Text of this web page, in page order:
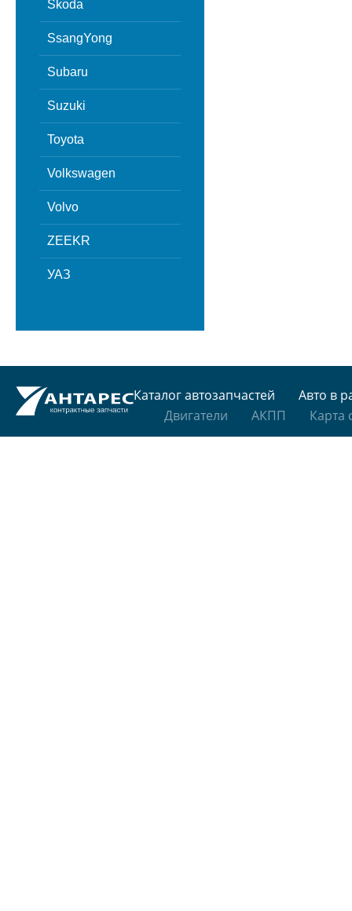
Skoda
SsangYong
Subaru
Suzuki
Toyota
Volkswagen
Volvo
ZEEKR
УАЗ
Каталог автозапчастей
Авто в
Двигатели
АКПП Карта